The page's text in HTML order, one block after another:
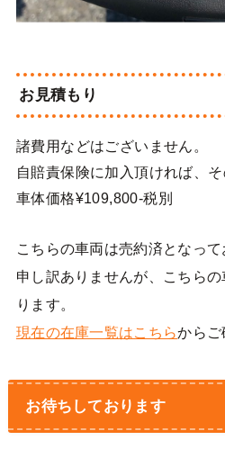
お見積もり
諸費用などはございません。
自賠責保険に加入頂ければ、そ
車体価格¥109,800-税別
こちらの車両は売約済となって
申し訳ありませんが、こちら
ります。
現在の在庫一覧はこちらからご
お待ちしております